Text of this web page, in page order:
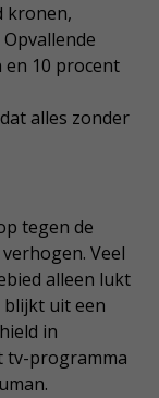
kronen,
en 10 procent
alles zonder
tegen de
Veel
alleen lukt
uit een
in
tv-programma